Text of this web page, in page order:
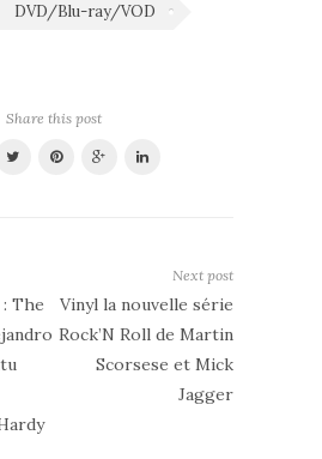
DVD/Blu-ray/VOD
Share this post
The
Next post
Vinyl la nouvelle série
Rock’N Roll de Martin
Scorsese et Mick
Jagger